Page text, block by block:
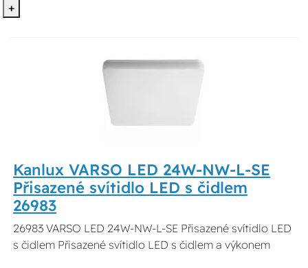
+
Kanlux VARSO LED 24W-NW-L-SE
Přisazené svítidlo LED s čidlem
26983
26983 VARSO LED 24W-NW-L-SE Přisazené svítidlo LED
s čidlem Přisazené svítidlo LED s čidlem a výkonem